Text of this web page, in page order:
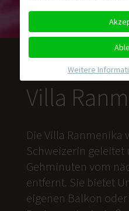
Villa
Die Villa Ranmenika
Schweizerin geleitet
Gehminuten vom
entfernt. Sie bietet
eigenen Balkon
Weitere